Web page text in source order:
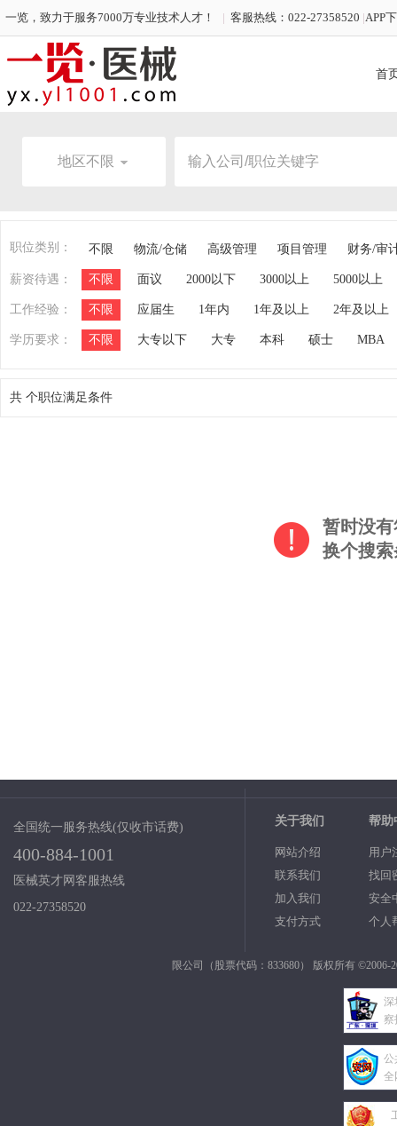
一览，致力于服务7000万专业技术人才！ | 客服热线：022-27358520 |APP
首
地区不限
职位类别： 不限 物流/仓储 高级管理 项目管理 财务/审
薪资待遇： 不限 面议 2000以下 3000以上 5000以上
工作经验： 不限 应届生 1年内 1年及以上 2年及以上
学历要求： 不限 大专以下 大专 本科 硕士 MBA
共 个职位满足条件
暂时没
换个搜
全国统一服务热线(仅收市话费)
400-884-1001
医械英才网客服热线
022-27358520
关于我们
网站介绍
联系我们
加入我们
支付方式
帮助
用户
找回
安全
个人
限公司（股票代码：833680） 版权所有 ©2006-
深
察
公
全